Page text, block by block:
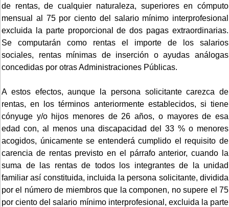
de rentas, de cualquier naturaleza, superiores en cómputo
mensual al 75 por ciento del salario mínimo interprofesional
excluida la parte proporcional de dos pagas extraordinarias.
Se computarán como rentas el importe de los salarios
sociales, rentas mínimas de inserción o ayudas análogas
concedidas por otras Administraciones Públicas.
A estos efectos, aunque la persona solicitante carezca de
rentas, en los términos anteriormente establecidos, si tiene
cónyuge y/o hijos menores de 26 años, o mayores de esa
edad con, al menos una discapacidad del 33 % o menores
acogidos, únicamente se entenderá cumplido el requisito de
carencia de rentas previsto en el párrafo anterior, cuando la
suma de las rentas de todos los integrantes de la unidad
familiar así constituida, incluida la persona solicitante, dividida
por el número de miembros que la componen, no supere el 75
por ciento del salario mínimo interprofesional, excluida la parte